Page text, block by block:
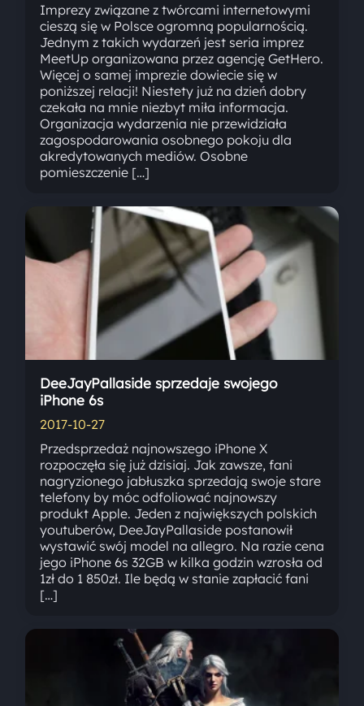
Imprezy związane z twórcami internetowymi
cieszą się w Polsce ogromną popularnością.
Jednym z takich wydarzeń jest seria imprez
MeetUp organizowana przez agencję GetHero.
Więcej o samej imprezie dowiecie się w
poniższej relacji! Niestety już na dzień dobry
czekała na mnie niezbyt miła informacja.
Organizacja wydarzenia nie przewidziała
zagospodarowania osobnego pokoju dla
akredytowanych mediów. Osobne
pomieszczenie […]
DeeJayPallaside sprzedaje swojego
iPhone 6s
2017-10-27
Przedsprzedaż najnowszego iPhone X
rozpoczęła się już dzisiaj. Jak zawsze, fani
nagryzionego jabłuszka sprzedają swoje stare
telefony by móc odfoliować najnowszy
produkt Apple. Jeden z największych polskich
youtuberów, DeeJayPallaside postanowił
wystawić swój model na allegro. Na razie cena
jego iPhone 6s 32GB w kilka godzin wzrosła od
1zł do 1 850zł. Ile będą w stanie zapłacić fani
[…]